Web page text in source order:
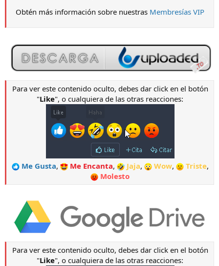
Obtén más información sobre nuestras Membresías VIP
Para ver este contenido oculto, debes dar click en el botón
"Like", o cualquiera de las otras reacciones:
Me Gusta, Me Encanta, Jaja, Wow, Triste,
Molesto
Para ver este contenido oculto, debes dar click en el botón
"Like", o cualquiera de las otras reacciones: